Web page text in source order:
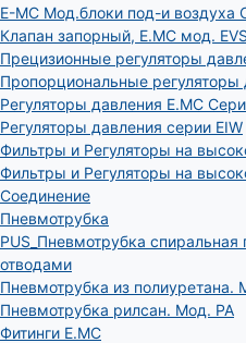
E-MC Мод.блоки под-и воздуха
Клапан запорный, E.MC мод.
Прецизионные регуляторы
Пропорциональные регуляторы
Регуляторы давления E.MC
Регуляторы давления серии EIW
Фильтры и Регуляторы на
Фильтры и Регуляторы на
Соединение
Пневмотрубка
PUS_Пневмотрубка
отводами
Пневмотрубка из полиуретана.
Пневмотрубка рилсан. Мод. PA
Фитинги E.MC